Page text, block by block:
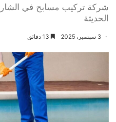
شركة تركيب مسابح في
الحديثة
3 سبتمبر، 2025